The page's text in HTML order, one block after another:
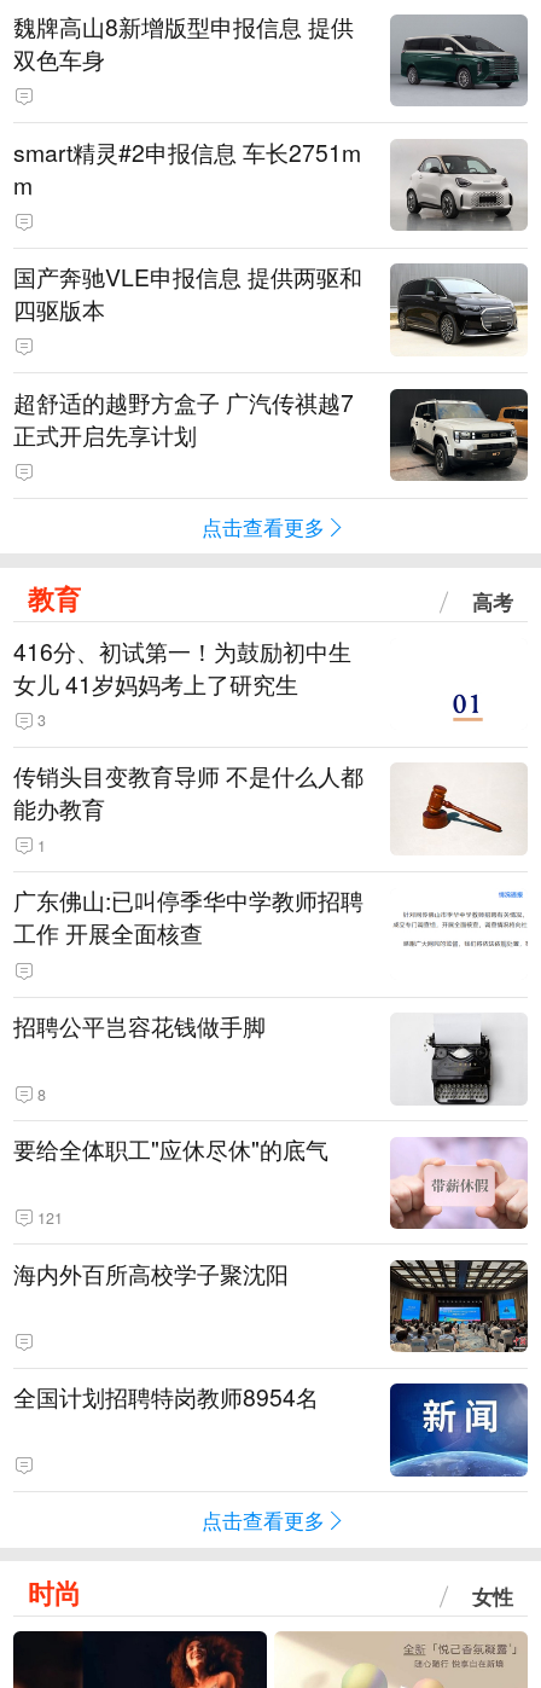
魏牌高山8新增版型申报信息 提供
双色车身
smart精灵#2申报信息 车长2751m
m
国产奔驰VLE申报信息 提供两驱和
四驱版本
超舒适的越野方盒子 广汽传祺越7
正式开启先享计划
点击查看更多
教育 高考
416分、初试第一！为鼓励初中生
女儿 41岁妈妈考上了研究生
3
传销头目变教育导师 不是什么人都
能办教育
1
广东佛山:已叫停季华中学教师招聘
工作 开展全面核查
招聘公平岂容花钱做手脚
8
要给全体职工"应休尽休"的底气
121
海内外百所高校学子聚沈阳
全国计划招聘特岗教师8954名
点击查看更多
时尚 女性